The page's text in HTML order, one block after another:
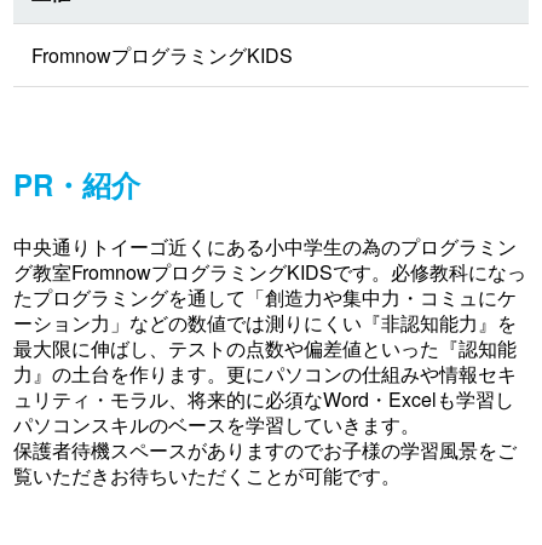
FromnowプログラミングKIDS
PR・紹介
中央通りトイーゴ近くにある小中学生の為のプログラミン
グ教室FromnowプログラミングKIDSです。必修教科になっ
たプログラミングを通して「創造力や集中力・コミュにケ
ーション力」などの数値では測りにくい『非認知能力』を
最大限に伸ばし、テストの点数や偏差値といった『認知能
力』の土台を作ります。更にパソコンの仕組みや情報セキ
ュリティ・モラル、将来的に必須なWord・Excelも学習し
パソコンスキルのベースを学習していきます。
保護者待機スペースがありますのでお子様の学習風景をご
覧いただきお待ちいただくことが可能です。